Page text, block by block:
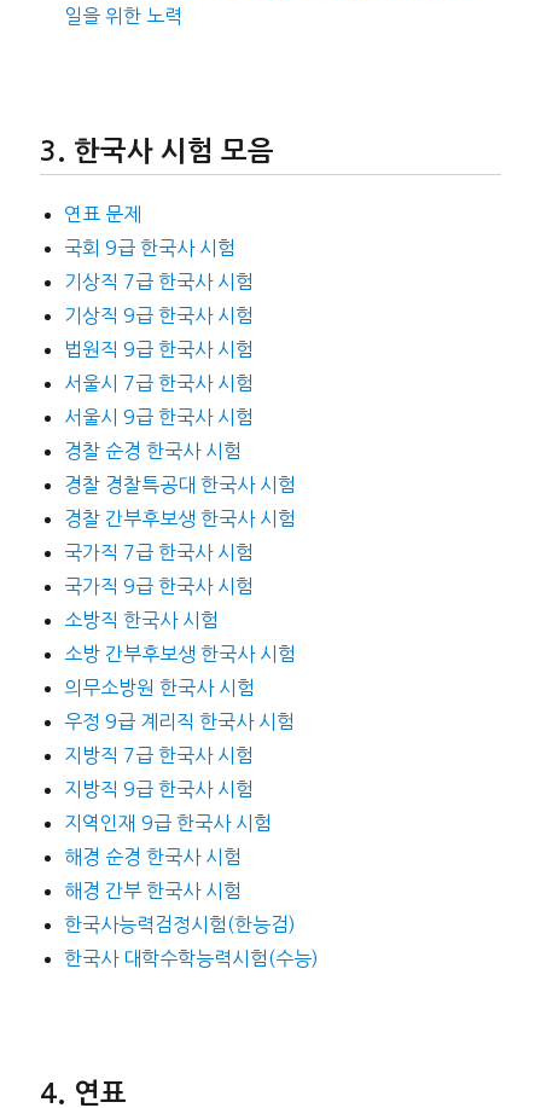
일을 위한 노력
한국사 시험 모음
연표 문제
국회 9급 한국사 시험
기상직 7급 한국사 시험
기상직 9급 한국사 시험
법원직 9급 한국사 시험
서울시 7급 한국사 시험
서울시 9급 한국사 시험
경찰 순경 한국사 시험
경찰 경찰특공대 한국사 시험
경찰 간부후보생 한국사 시험
국가직 7급 한국사 시험
국가직 9급 한국사 시험
소방직 한국사 시험
소방 간부후보생 한국사 시험
의무소방원 한국사 시험
우정 9급 계리직 한국사 시험
지방직 7급 한국사 시험
지방직 9급 한국사 시험
지역인재 9급 한국사 시험
해경 순경 한국사 시험
해경 간부 한국사 시험
한국사능력검정시험(한능검)
한국사 대학수학능력시험(수능)
연표